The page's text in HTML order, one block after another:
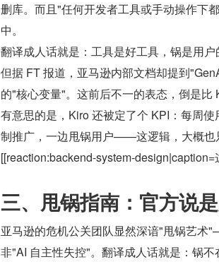
删库。而且"任何开发者工具或手动操作下
中。
翻译成人话就是：工具是好工具，锅是用户
但据 FT 报道，亚马逊内部文档却提到
的"核心变量"。这前后不一的表态，倒是比
有意思的是，Kiro 还被定了个 KPI：每周
制推广，一边甩锅用户——这逻辑，大概也
[[reaction:backend-system-
三、甩锅指南：官方说
亚马逊的危机公关团队显然深谙"甩锅艺
非"AI 自主性失控"。翻译成人话就是：锅不